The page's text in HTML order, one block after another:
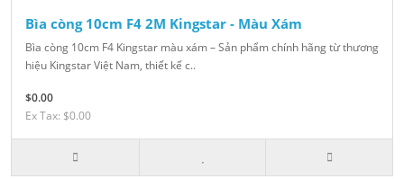
Bìa còng 10cm F4 2M Kingstar - Màu Xám
Bìa còng 10cm F4 Kingstar màu xám – Sản phẩm chính hãng từ thương
hiệu Kingstar Việt Nam, thiết kế c..
$0.00
Ex Tax: $0.00